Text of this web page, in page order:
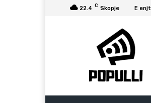
22.4 C Skopje E